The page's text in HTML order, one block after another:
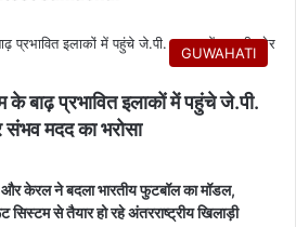
GUWAHATI
प्रभावित इलाकों में पहुंचे जे.पी.
मदद का भरोसा
और केरल ने बदला भारतीय फुटबॉल का मॉडल,
सिस्टम से तैयार हो रहे अंतरराष्ट्रीय खिलाड़ी